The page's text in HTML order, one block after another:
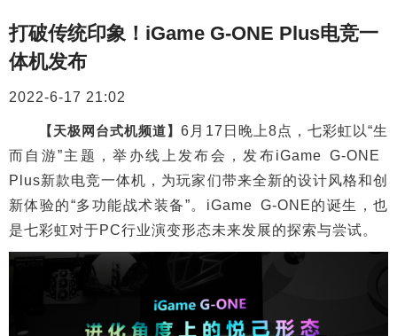
打破传统印象！iGame G-ONE Plus电竞一
体机发布
2022-6-17 21:02
【天极网台式机频道】6月17日晚上8点，七彩虹以“生
而自游”主题，举办线上发布会，发布iGame G-ONE
Plus新款电竞一体机，为玩家们带来全新的设计风格和创
新体验的“多功能战术装备”。iGame G-ONE的诞生，也
是七彩虹对于PC行业演变形态未来发展的探索与尝试。